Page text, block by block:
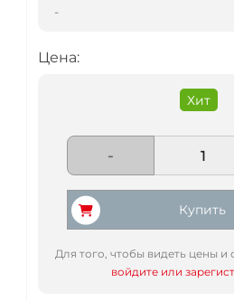
-
Цена:
Хит
-
Купить
Для того, чтобы видеть цены и
войдите или